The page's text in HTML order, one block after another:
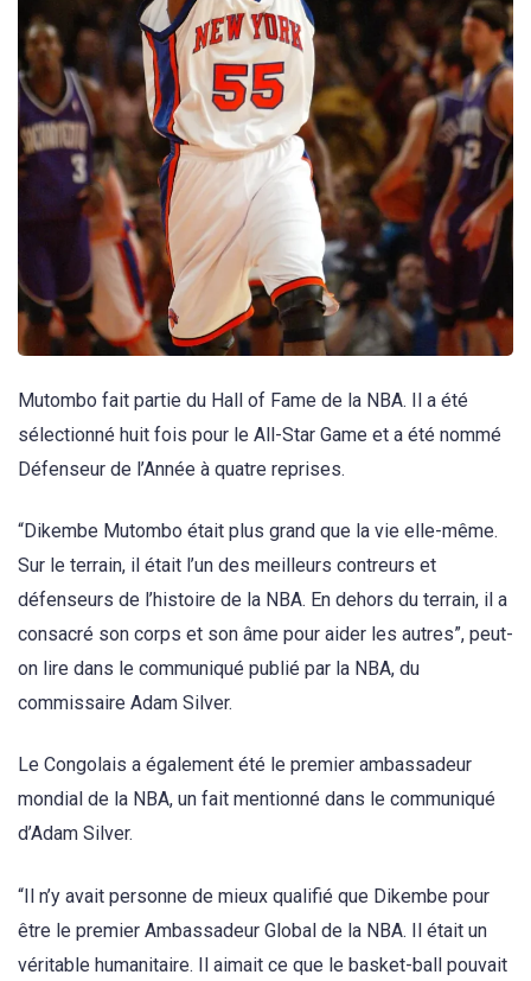
Mutombo fait partie du Hall of Fame de la NBA. Il a été
sélectionné huit fois pour le All-Star Game et a été nommé
Défenseur de l’Année à quatre reprises.
“Dikembe Mutombo était plus grand que la vie elle-même.
Sur le terrain, il était l’un des meilleurs contreurs et
défenseurs de l’histoire de la NBA. En dehors du terrain, il a
consacré son corps et son âme pour aider les autres”, peut-
on lire dans le communiqué publié par la NBA, du
commissaire Adam Silver.
Le Congolais a également été le premier ambassadeur
mondial de la NBA, un fait mentionné dans le communiqué
d’Adam Silver.
“Il n’y avait personne de mieux qualifié que Dikembe pour
être le premier Ambassadeur Global de la NBA. Il était un
véritable humanitaire. Il aimait ce que le basket-ball pouvait